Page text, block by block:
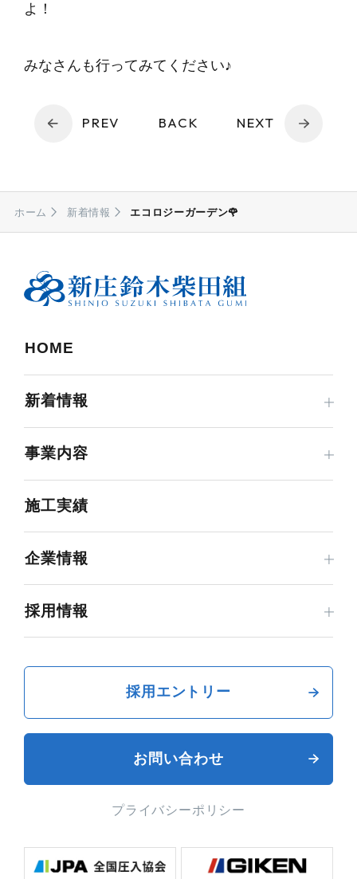
よ！
みなさんも行ってみてください♪
PREV BACK NEXT
ホーム 新着情報 エコロジーガーデン🌹
HOME
新着情報
事業内容
施工実績
企業情報
採用情報
採用エントリー
お問い合わせ
プライバシーポリシー